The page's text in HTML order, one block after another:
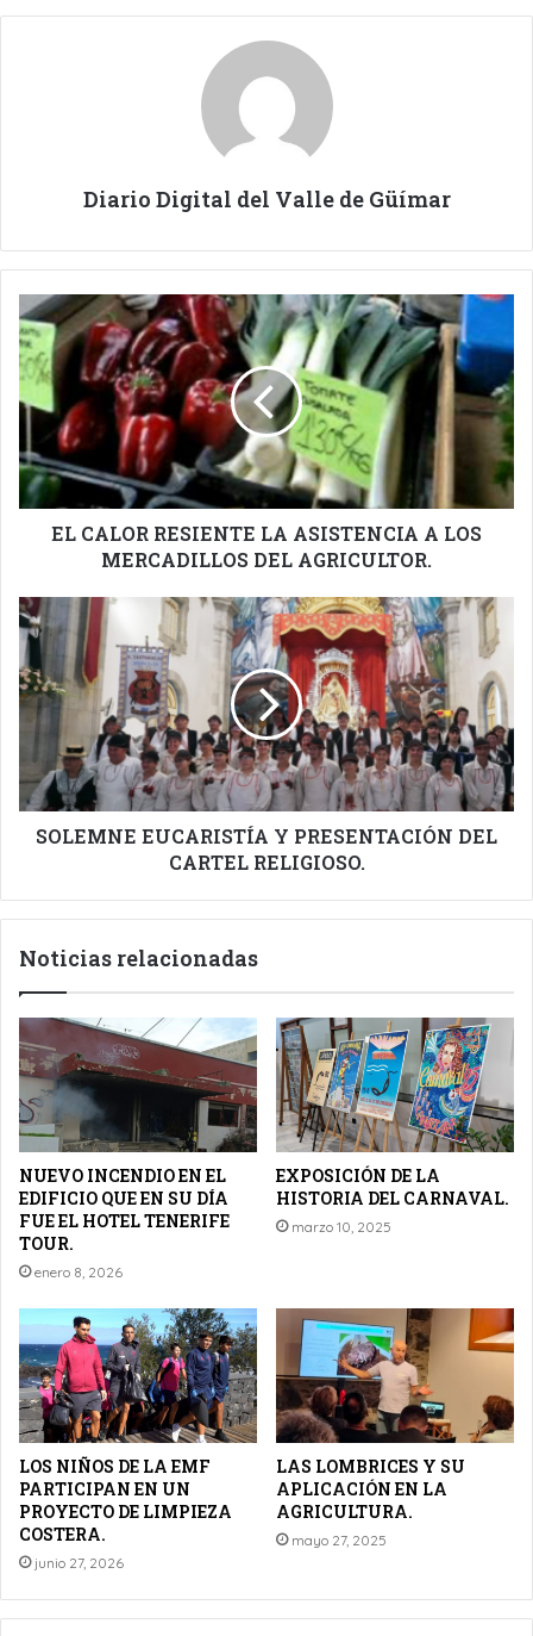
Diario Digital del Valle de Güímar
EL
CALOR
RESIENTE
LA
ASISTENCIA
LOS
MERCADILLOS
DEL
AGRICULTOR.
EL CALOR RESIENTE LA ASISTENCIA A LOS
MERCADILLOS DEL AGRICULTOR.
SOLEMNE
EUCARISTÍA
Y
PRESENTACIÓN
DEL
CARTEL
RELIGIOSO.
SOLEMNE EUCARISTÍA Y PRESENTACIÓN DEL
CARTEL RELIGIOSO.
Noticias relacionadas
NUEVO INCENDIO EN EL
EDIFICIO QUE EN SU DÍA
FUE EL HOTEL TENERIFE
TOUR.
enero 8, 2026
EXPOSICIÓN DE LA
HISTORIA DEL CARNAVAL.
marzo 10, 2025
LOS NIÑOS DE LA EMF
PARTICIPAN EN UN
PROYECTO DE LIMPIEZA
COSTERA.
junio 27, 2026
LAS LOMBRICES Y SU
APLICACIÓN EN LA
AGRICULTURA.
mayo 27, 2025